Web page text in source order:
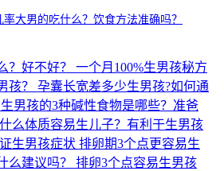
男的吃什么？饮食方法准确吗？
？好不好？
一个月100%生男孩秘方
孩？
孕囊长宽差多少生男孩?如何通
生男孩的3种碱性食物是哪些？准爸
么体质容易生儿子？有利于生男孩
生男孩症状 排卵期3个点更容易生
么建议吗？
排卵3个点容易生男孩